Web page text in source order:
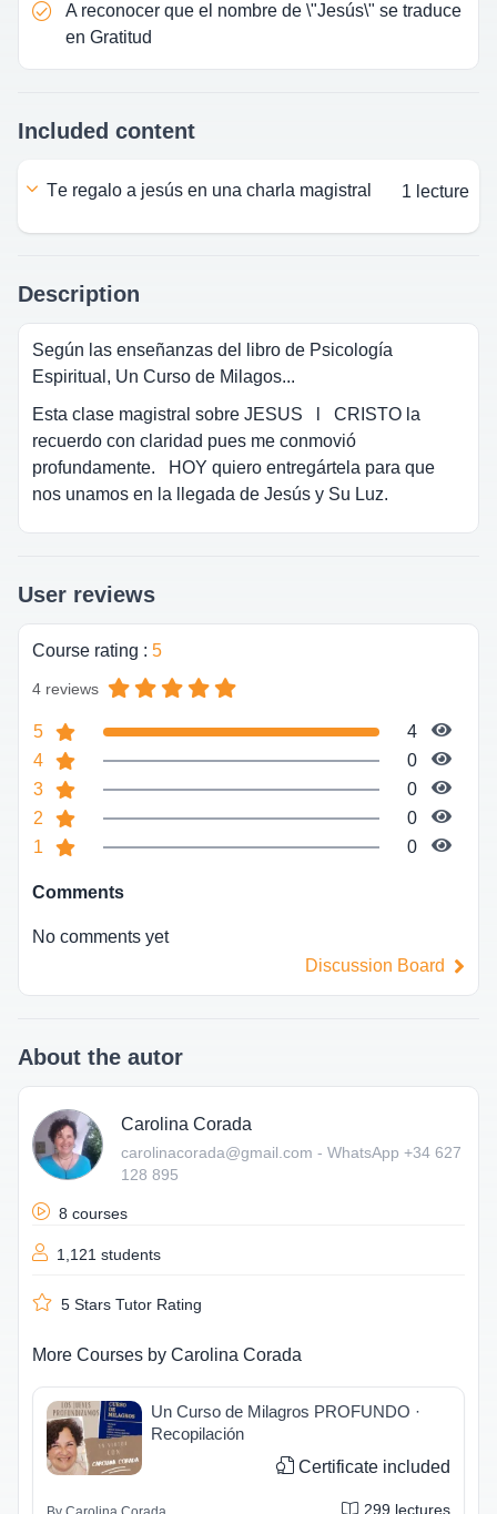
A reconocer que el nombre de \"Jesús\" se traduce
en Gratitud
Included content
te regalo a jesús en una charla magistral 1 lecture
Description
Según las enseñanzas del libro de Psicología
Espiritual, Un Curso de Milagos...
Esta clase magistral sobre JESUS l CRISTO la
recuerdo con claridad pues me conmovió
profundamente. HOY quiero entregártela para que
nos unamos en la llegada de Jesús y Su Luz.
User reviews
Course rating : 5
4 reviews
5
4
4
0
3
0
2
0
1
0
Comments
No comments yet
Discussion Board
About the autor
Carolina Corada
carolinacorada@gmail.com - WhatsApp +34 627
128 895
8 courses
1,121 students
5 Stars Tutor Rating
More Courses by Carolina Corada
Un Curso de Milagros PROFUNDO ·
Recopilación
Certificate included
299 lectures